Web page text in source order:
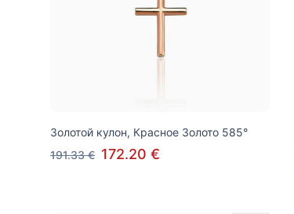
Золотой кулон, Красное Золото 585°
191.33 € 172.20 €